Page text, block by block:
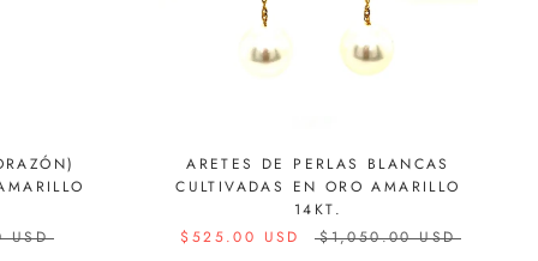
USD
ARETES DE PERLAS BLANCAS
CULTIVADAS EN ORO AMARILLO
14KT.
$525.00 USD
$1,050.00 USD